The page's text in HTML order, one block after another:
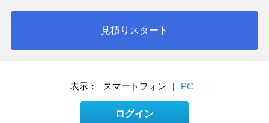
見積りスタート
表示： スマートフォン | PC
ログイン